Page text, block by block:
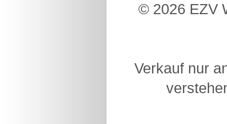
© 2026 EZV
Verkauf nur